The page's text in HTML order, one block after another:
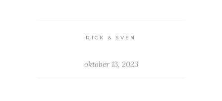
RICK & SVEN
oktober 13, 2023